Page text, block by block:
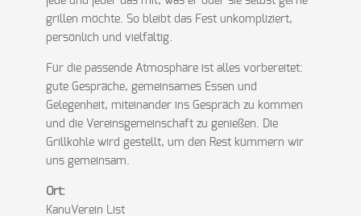
grillen möchte. So bleibt das Fest unkompliziert,
persönlich und vielfältig.
Für die passende Atmosphäre ist alles vorbereitet:
gute Gespräche, gemeinsames Essen und
Gelegenheit, miteinander ins Gespräch zu kommen
und die Vereinsgemeinschaft zu genießen. Die
Grillkohle wird gestellt, um den Rest kümmern wir
uns gemeinsam.
Ort:
KanuVerein List